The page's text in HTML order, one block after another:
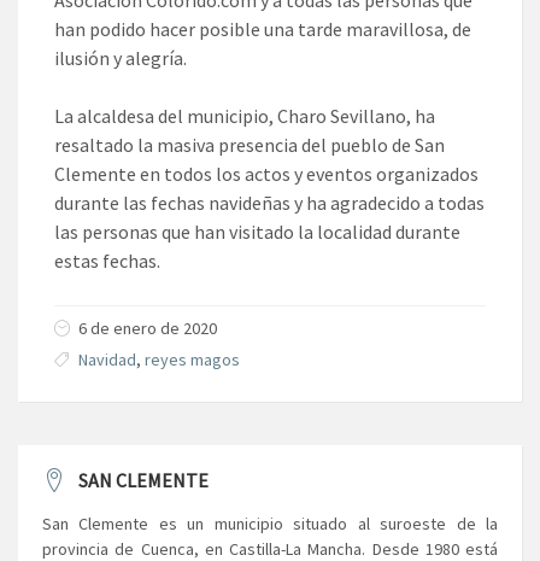
han podido hacer posible una tarde maravillosa, de
ilusión y alegría.
La alcaldesa del municipio, Charo Sevillano, ha
resaltado la masiva presencia del pueblo de San
Clemente en todos los actos y eventos organizados
durante las fechas navideñas y ha agradecido a todas
las personas que han visitado la localidad durante
estas fechas.
6 de enero de 2020
Navidad, reyes magos
SAN CLEMENTE
San Clemente es un municipio situado al suroeste de la
provincia de Cuenca, en Castilla-La Mancha. Desde 1980 está